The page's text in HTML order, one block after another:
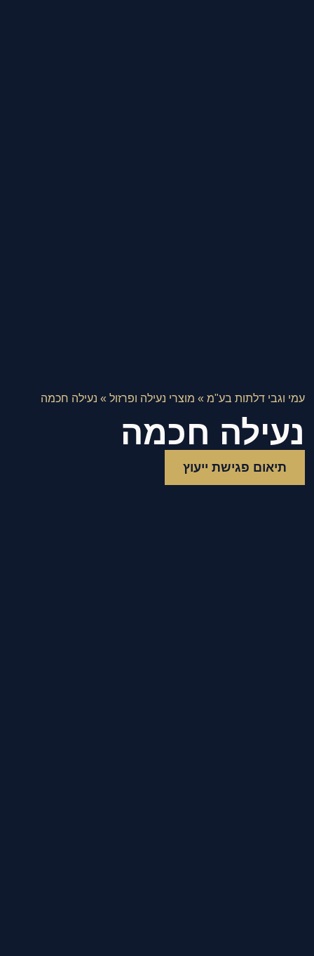
עמי וגבי דלתות בע"מ » מוצרי נעילה ופרזול » נעילה חכמה
נעילה חכמה
תיאום פגישת ייעוץ